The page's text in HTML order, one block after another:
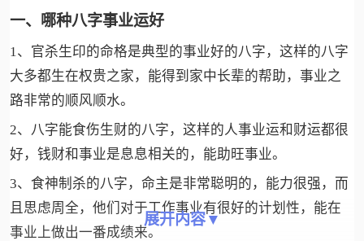
一、哪种八字事业运好
1、官杀生印的命格是典型的事业好的八字，这样的八字
大多都生在权贵之家，能得到家中长辈的帮助，事业之
路非常的顺风顺水。
2、八字能食伤生财的八字，这样的人事业运和财运都很
好，钱财和事业是息息相关的，能助旺事业。
3、食神制杀的八字，命主是非常聪明的，能力很强，而
且思虑周全，他们对于工作事业有很好的计划性，能在
事业上做出一番成绩来。
展开内容▼